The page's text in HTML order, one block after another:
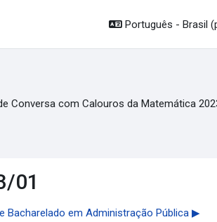
Português - Brasil
Conversa com Calouros da Matemática
01
Bacharelado em Administração Pública ▶︎